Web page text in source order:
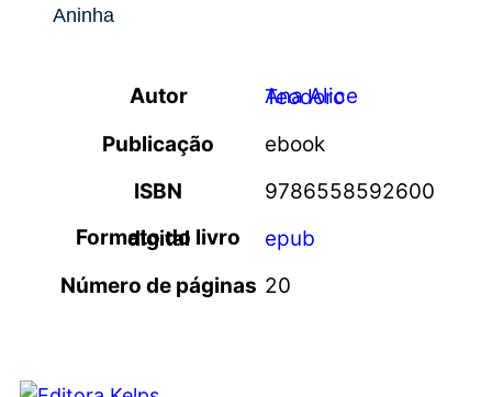
Aninha
Autor
Ana Alice Teodoro
Publicação
ebook
ISBN
9786558592600
Formato do livro digital
epub
Número de páginas 20